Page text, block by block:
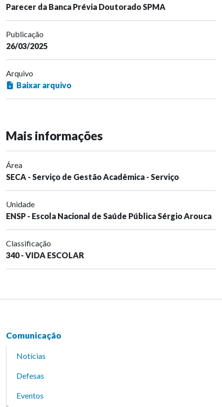
Parecer da Banca Prévia Doutorado SPMA
Publicação
26/03/2025
Arquivo
Baixar arquivo
Mais informações
Área
SECA - Serviço de Gestão Acadêmica - Serviço
Unidade
ENSP - Escola Nacional de Saúde Pública Sérgio Arouca
Classificação
340 - VIDA ESCOLAR
Comunicação
Notícias
Defesas
Eventos